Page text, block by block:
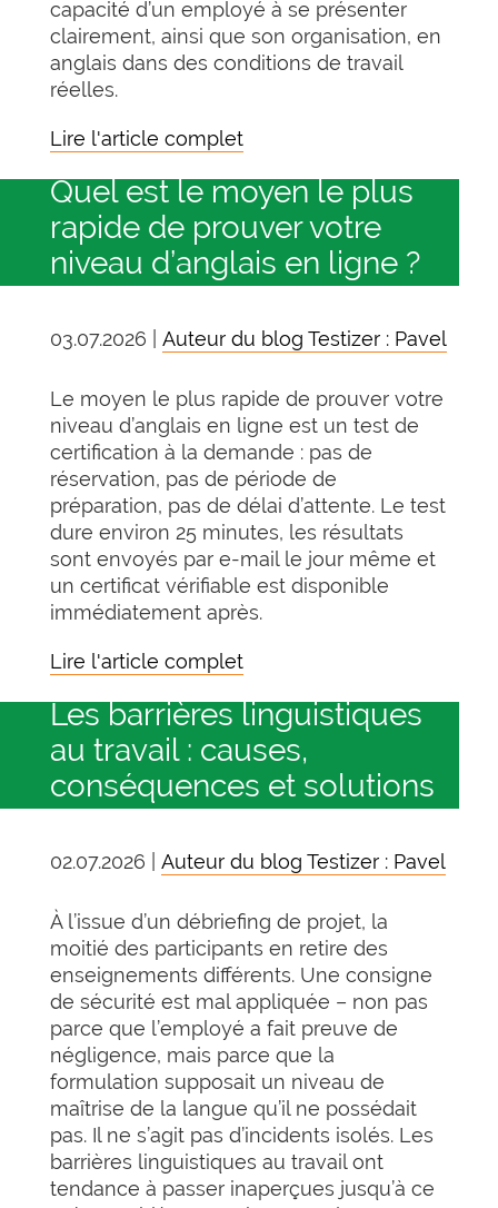
capacité d’un employé à se présenter
clairement, ainsi que son organisation, en
anglais dans des conditions de travail
réelles.
Lire l'article complet
Quel est le moyen le plus
rapide de prouver votre
niveau d’anglais en ligne ?
03.07.2026 | Auteur du blog Testizer : Pavel
Le moyen le plus rapide de prouver votre
niveau d’anglais en ligne est un test de
certification à la demande : pas de
réservation, pas de période de
préparation, pas de délai d’attente. Le test
dure environ 25 minutes, les résultats
sont envoyés par e-mail le jour même et
un certificat vérifiable est disponible
immédiatement après.
Lire l'article complet
Les barrières linguistiques
au travail : causes,
conséquences et solutions
02.07.2026 | Auteur du blog Testizer : Pavel
À l’issue d’un débriefing de projet, la
moitié des participants en retire des
enseignements différents. Une consigne
de sécurité est mal appliquée – non pas
parce que l’employé a fait preuve de
négligence, mais parce que la
formulation supposait un niveau de
maîtrise de la langue qu’il ne possédait
pas. Il ne s’agit pas d’incidents isolés. Les
barrières linguistiques au travail ont
tendance à passer inaperçues jusqu’à ce